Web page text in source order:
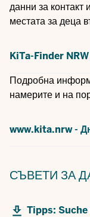
данни за
местата за деца
KiTa-Finder NRW
Подробна
намерите и на
www.kita.nrw -
СЪВЕТИ ЗА
Tipps: